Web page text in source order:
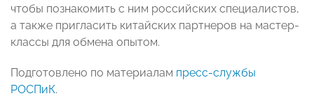
чтобы познакомить с ним российских специалистов,
а также пригласить китайских партнеров на мастер-
классы для обмена опытом.
Подготовлено по материалам пресс-службы
РОСПиК.